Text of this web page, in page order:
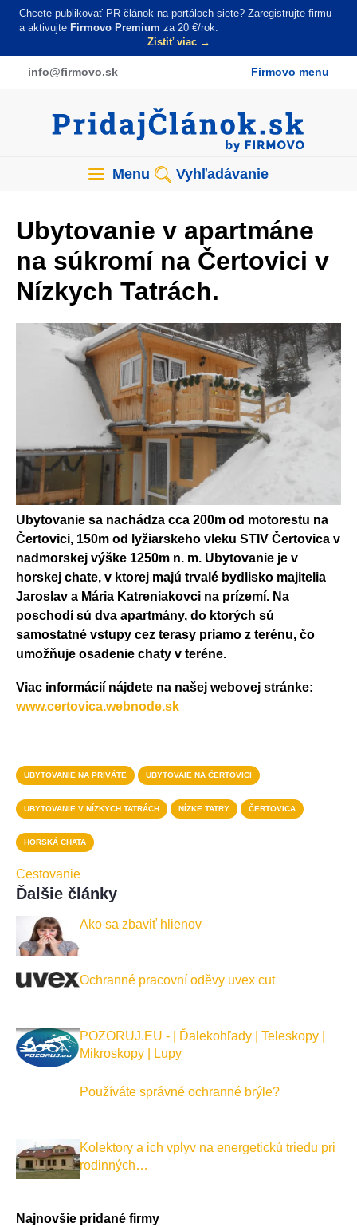
Skočiť
obsah
Chcete publikovať PR článok na portáloch siete? Zaregistrujte firmu
a aktivujte Firmovo Premium za 20 €/rok.
Zistiť viac →
info@firmovo.sk Firmovo menu
Menu Vyhľadávanie
Ubytovanie v apartmáne
na súkromí na Čertovici v
Nízkych Tatrách.
Ubytovanie sa nachádza cca 200m od motorestu na
Čertovici, 150m od lyžiarskeho vleku STIV Čertovica v
nadmorskej výške 1250m n. m. Ubytovanie je v
horskej chate, v ktorej majú trvalé bydlisko majitelia
Jaroslav a Mária Katreniakovci na prízemí. Na
poschodí sú dva apartmány, do ktorých sú
samostatné vstupy cez terasy priamo z terénu, čo
umožňuje osadenie chaty v teréne.
Viac informácií nájdete na našej webovej stránke:
www.certovica.webnode.sk
UBYTOVANIE NA PRIVÁTE UBYTOVAIE NA ČERTOVICI
UBYTOVANIE V NÍZKYCH TATRÁCH NÍZKE TATRY ČERTOVICA
HORSKÁ CHATA
Cestovanie
Ďalšie články
Ako sa zbaviť hlienov
Ochranné pracovní oděvy uvex cut
POZORUJ.EU - | Ďalekohľady | Teleskopy |
Mikroskopy | Lupy
Používáte správné ochranné brýle?
Kolektory a ich vplyv na energetickú triedu pri
rodinných…
Najnovšie pridané firmy